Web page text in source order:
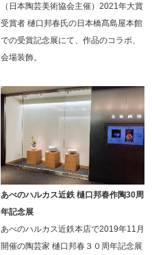
（日本陶芸美術協会主催）2021年大賞
受賞者 樋口邦春氏の日本橋髙島屋本館
での受賞記念展にて、作品のコラボ、
会場装飾。
あべのハルカス近鉄 樋口邦春作陶30周
年記念展
あべのハルカス近鉄本店で2019年11月
開催の陶芸家 樋口邦春３０周年記念展